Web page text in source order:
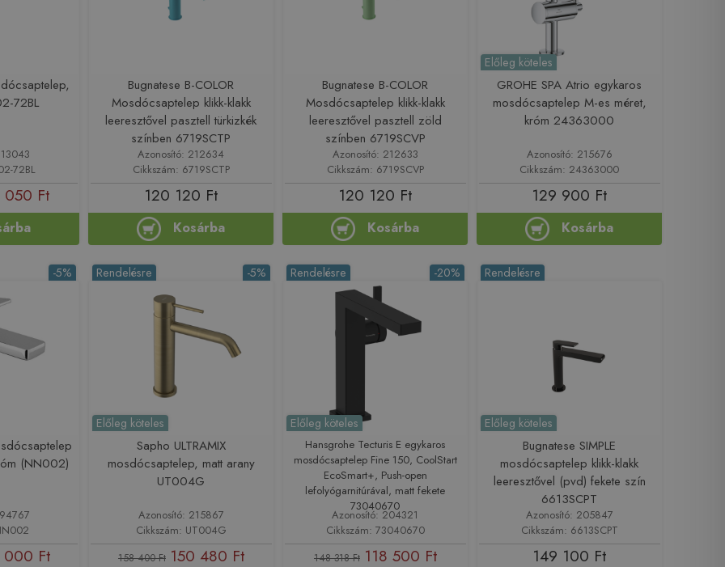
72BL
72BL
050 Ft
Bugnatese B-COLOR
Mosdócsaptelep klikk-klakk
leeresztővel pasztell türkizkék
színben 6719SCTP
Azonosító: 212634
Cikkszám: 6719SCTP
120 120 Ft
Kosárba
Bugnatese B-COLOR
Mosdócsaptelep klikk-klakk
leeresztővel pasztell zöld
színben 6719SCVP
Azonosító: 212633
Cikkszám: 6719SCVP
120 120 Ft
Kosárba
Előleg köteles
GROHE SPA Atrio egykaros
mosdócsaptelep M-es méret,
króm 24363000
Azonosító: 215676
Cikkszám: 24363000
129 900 Ft
Kosárba
-5%
(NN002)
000 Ft
-5%
Rendelésre
Előleg köteles
Sapho ULTRAMIX
mosdócsaptelep, matt arany
UT004G
Azonosító: 215867
Cikkszám: UT004G
158 400 Ft 150 480 Ft
-20%
Rendelésre
Előleg köteles
Hansgrohe Tecturis E egykaros
mosdócsaptelep Fine 150, CoolStart
EcoSmart+, Push-open
lefolyógarnitúrával, matt fekete
73040670
Azonosító: 204321
Cikkszám: 73040670
148 318 Ft 118 500 Ft
Rendelésre
Előleg köteles
Bugnatese SIMPLE
mosdócsaptelep klikk-klakk
leeresztővel (pvd) fekete szín
6613SCPT
Azonosító: 205847
Cikkszám: 6613SCPT
149 100 Ft